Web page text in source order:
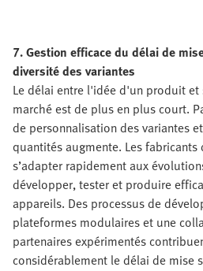
7. Gestion efficace du délai de
diversité des variantes
Le délai entre l'idée d'un produit et
marché est de plus en plus court.
de personnalisation des variantes
quantités augmente. Les
s’adapter rapidement aux
développer, tester et produire
appareils. Des processus de
plateformes modulaires et une
partenaires expérimentés
considérablement le délai de mise